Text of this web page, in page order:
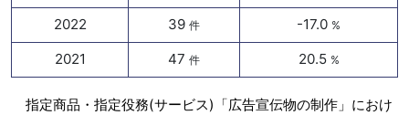
2022 39 件 -17.0 %
2021 47 件 20.5 %
指定商品・指定役務(サービス)「広告宣伝物の制作」におけ